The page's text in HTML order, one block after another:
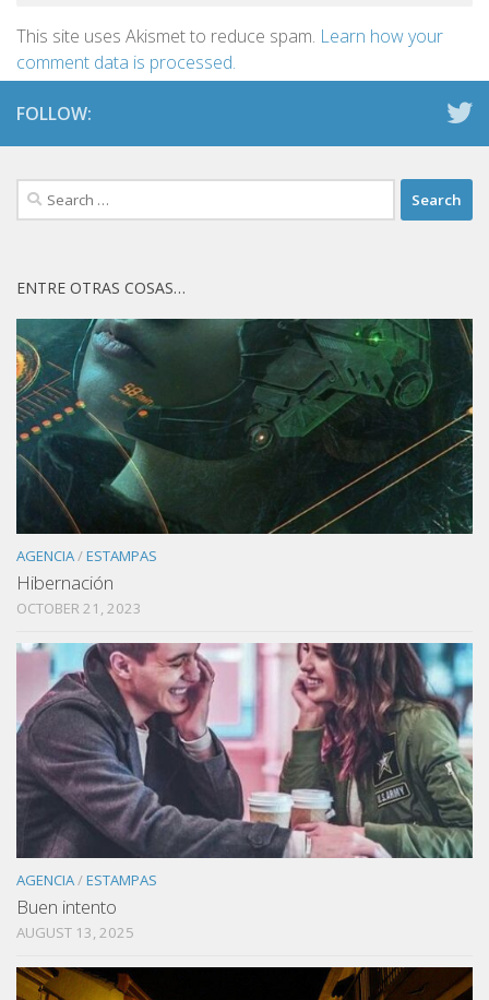
This site uses Akismet to reduce spam. Learn how your
comment data is processed.
FOLLOW:
Search
for:
ENTRE OTRAS COSAS…
AGENCIA/ESTAMPAS
Hibernación
OCTOBER 21, 2023
AGENCIA/ESTAMPAS
Buen intento
AUGUST 13, 2025